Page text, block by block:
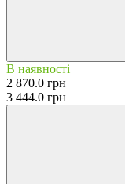
В наявності
2 870.0 грн
3 444.0 грн